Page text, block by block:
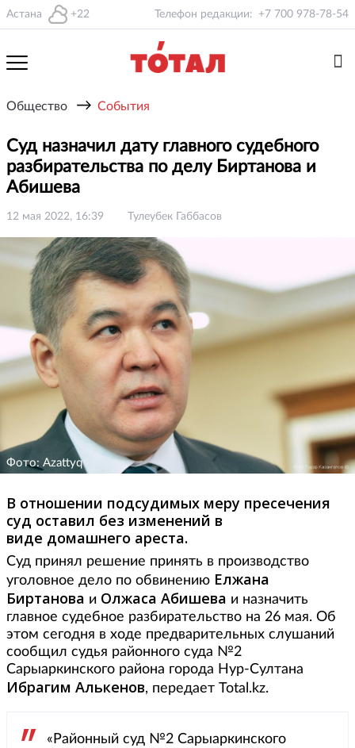
Астана +22 Телефон редакции: +7 700 978-78-54
Общество → События
Суд назначил дату главного судебного
разбирательства по делу Биртанова и
Абишева
12 мая 2022, 16:39 Тулеубек Габбасов
Фото: Azattyq
В отношении подсудимых меру пресечения
суд оставил без изменений в
виде домашнего ареста.
Суд принял решение принять в производство
уголовное дело по обвинению Елжана
Биртанова и Олжаса Абишева и назначить
главное судебное разбирательство на 26 мая. Об
этом сегодня в ходе предварительных слушаний
сообщил судья районного суда №2
Сарыаркинского района города Нур-Султана
Ибрагим Алькенов, передает Total.kz.
«Районный суд №2 Сарыаркинского